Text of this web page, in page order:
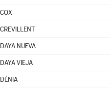
COX
CREVILLENT
DAYA NUEVA
DAYA VIEJA
DÉNIA